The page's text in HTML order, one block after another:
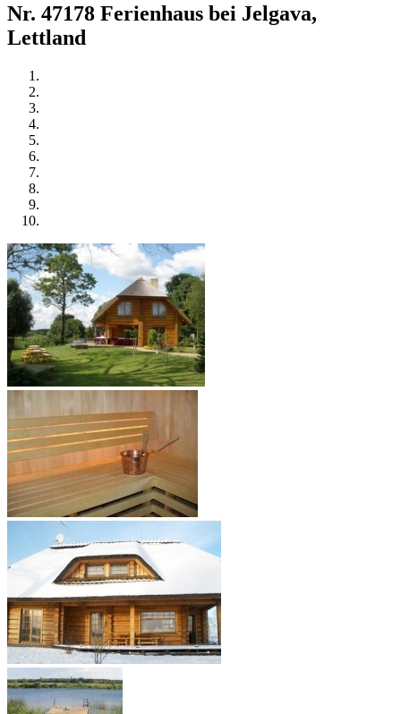
Nr. 47178 Ferienhaus bei Jelgava,
Lettland